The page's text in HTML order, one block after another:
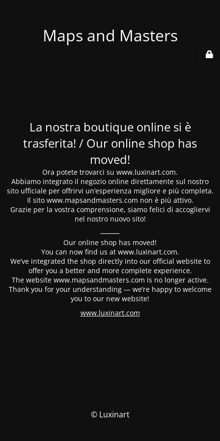
Maps and Masters
La nostra boutique online si è
trasferita! / Our online shop has
moved!
Ora potete trovarci su www.luxinart.com.
Abbiamo integrato il negozio online direttamente sul nostro
sito ufficiale per offrirvi un’esperienza migliore e più completa.
Il sito www.mapsandmasters.com non è più attivo.
Grazie per la vostra comprensione, siamo felici di accogliervi
nel nostro nuovo sito!
⸻
Our online shop has moved!
You can now find us at www.luxinart.com.
We’ve integrated the shop directly into our official website to
offer you a better and more complete experience.
The website www.mapsandmasters.com is no longer active.
Thank you for your understanding — we’re happy to welcome
you to our new website!
www.luxinart.com
© Luxinart